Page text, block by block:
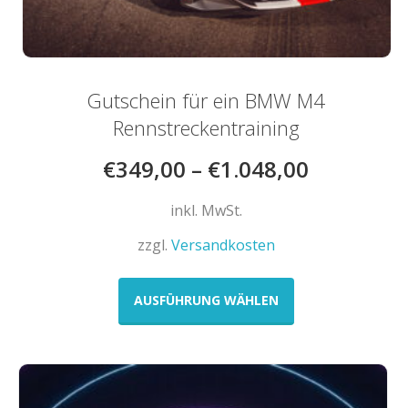
Gutschein für ein BMW M4
Rennstreckentraining
€349,00 – €1.048,00
inkl. MwSt.
zzgl. Versandkosten
AUSFÜHRUNG WÄHLEN
Dieses
auf.